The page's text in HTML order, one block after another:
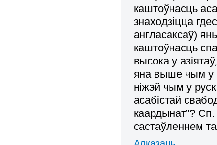
каштоўнасць
знаходзіцца
англасаксаў)
каштоўнасць
высока у
яна выше чым у
ніжэй чым у
асабістай
каардынат”? Сп.
састаўленнем